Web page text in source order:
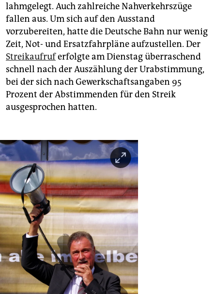
lahmgelegt. Auch zahlreiche Nahverkehrszüge
fallen aus. Um sich auf den Ausstand
vorzubereiten, hatte die Deutsche Bahn nur wenig
Zeit, Not- und Ersatzfahrpläne aufzustellen. Der
Streikaufruferfolgte am Dienstag überraschend
schnell nach der Auszählung der Urabstimmung,
bei der sich nach Gewerkschaftsangaben 95
Prozent der Abstimmenden für den Streik
ausgesprochen hatten.